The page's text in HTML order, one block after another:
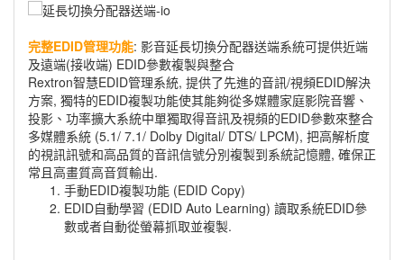
完整EDID管理功能: 影音延長切換分配器送端系統可提供近端
及遠端(接收端) EDID參數複製與整合
Rextron智慧EDID管理系統, 提供了先進的音訊/視頻EDID解決
方案, 獨特的EDID複製功能使其能夠從多媒體家庭影院音響、
投影、功率擴大系統中單獨取得音訊及視頻的EDID參數來整合
多媒體系統 (5.1/ 7.1/ Dolby Digital/ DTS/ LPCM), 把高解析度
的視訊訊號和高品質的音訊信號分別複製到系統記憶體, 確保正
常且高畫質高音質輸出.
手動EDID複製功能 (EDID Copy)
EDID自動學習 (EDID Auto Learning) 讀取系統EDID參
數或者自動從螢幕抓取並複製.